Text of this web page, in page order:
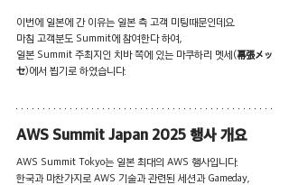
이번에 일본에 간 이유는 일본 측 고객 미팅때문인데요.
마침 고객분도 Summit에 참여한다 하여,
일본 Summit 주최지인 치바 쪽에 있는 마쿠하리 멧세(幕張メッ
セ)에서 뵙기로 하였습니다.
AWS Summit Japan 2025 행사 개요
AWS Summit Tokyo는 일본 최대의 AWS 행사입니다.
한국과 마찬가지로 AWS 기술과 관련된 세션과 Gameday,